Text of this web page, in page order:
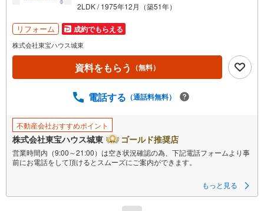
2LDK / 1975年12月（築51年）
リフォーム 成約でもらえる
株式会社東宝ハウス城東
資料をもらう （無料）
電話する （通話料無料）
不動産会社おすすめポイント
株式会社東宝ハウス城東 ゴールド推奨店
営業時間内（9:00～21:00）は空き状況確認の為、下記電話フォームより事
前にお電話をして頂けるとスムーズにご案内ができます。
▽ご購入後もお客様の人生のパートナーとして暮らしの「安心」を守り続
もっと見る